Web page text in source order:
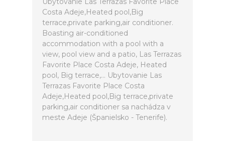
Costa Adeje,Heated pool,Big
terrace,private parking,air conditioner.
Boasting air-conditioned
accommodation with a pool with a
view, pool view and a patio, Las Terrazas
Favorite Place Costa Adeje, Heated
pool, Big terrace,... Ubytovanie Las
Terrazas Favorite Place Costa
Adeje,Heated pool,Big terrace,private
parking,air conditioner sa nachádza v
meste Adeje (Španielsko - Tenerife).